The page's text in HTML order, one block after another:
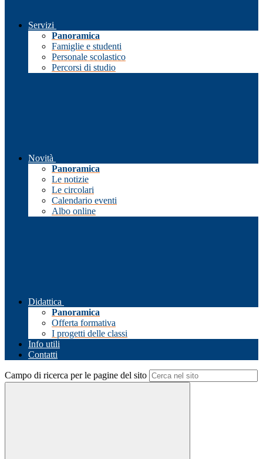
Servizi
Panoramica
Famiglie e studenti
Personale scolastico
Percorsi di studio
Novità
Panoramica
Le notizie
Le circolari
Calendario eventi
Albo online
Didattica
Panoramica
Offerta formativa
I progetti delle classi
Info utili
Contatti
Campo di ricerca per le pagine del sito